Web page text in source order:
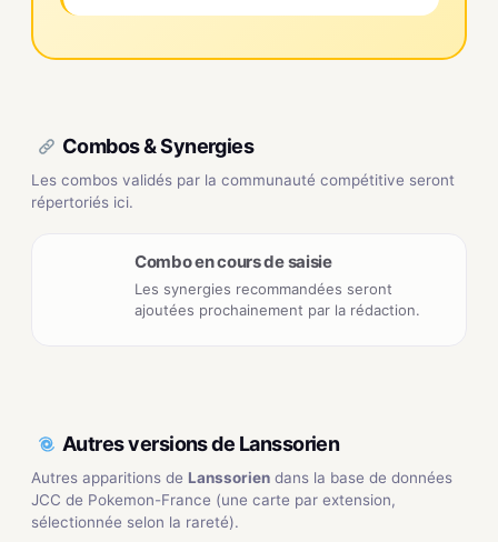
Combos & Synergies
Les combos validés par la communauté compétitive seront
répertoriés ici.
Combo en cours de saisie
Les synergies recommandées seront
ajoutées prochainement par la rédaction.
Autres versions de Lanssorien
Autres apparitions de Lanssorien dans la base de données
JCC de Pokemon-France (une carte par extension,
sélectionnée selon la rareté).